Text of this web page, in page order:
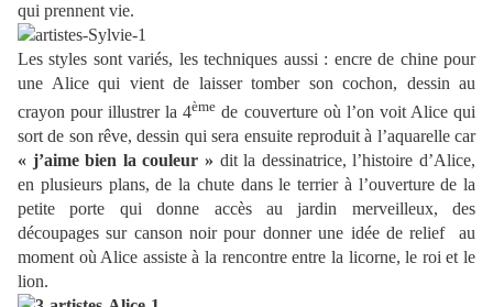
qui prennent vie.
Les styles sont variés, les techniques aussi : encre de chine pour
une Alice qui vient de laisser tomber son cochon, dessin au
crayon pour illustrer la 4ème de couverture où l’on voit Alice qui
sort de son rêve, dessin qui sera ensuite reproduit à l’aquarelle car
« j’aime bien la couleur » dit la dessinatrice, l’histoire d’Alice,
en plusieurs plans, de la chute dans le terrier à l’ouverture de la
petite porte qui donne accès au jardin merveilleux, des
découpages sur canson noir pour donner une idée de relief
au
moment où Alice assiste à la rencontre entre la licorne, le roi et le
lion.